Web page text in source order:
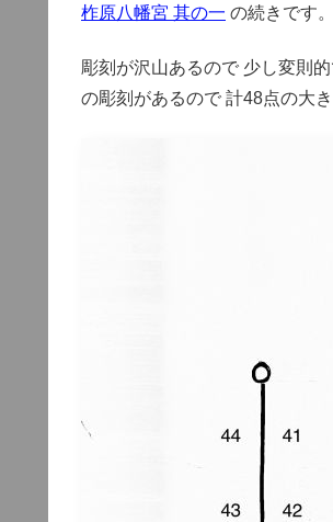
柞原八幡宮 其の一 の続きです。
彫刻が沢山あるので 少し変則
の彫刻があるので 計48点の大